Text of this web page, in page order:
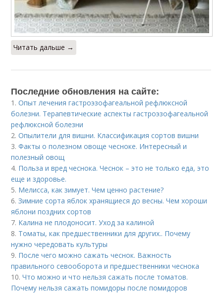
Читать дальше →
Последние обновления на сайте:
1.Опыт лечения гастроэзофагеальной рефлюксной
болезни. Терапевтические аспекты гастроэзофагеальной
рефлюксной болезни
2.Опылители для вишни. Классификация сортов вишни
3.Факты о полезном овоще чесноке. Интересный и
полезный овощ
4. Польза и вред чеснока. Чеснок – это не только еда, это
еще и здоровье.
5. Мелисса, как зимует. Чем ценно растение?
6.Зимние сорта яблок хранящиеся до весны. Чем хороши
яблони поздних сортов
7. Калина не плодоносит. Уход за калиной
8. Томаты, как предшественники для других.. Почему
нужно чередовать культуры
9. После чего можно сажать чеснок. Важность
правильного севооборота и предшественники чеснока
10.Что можно и что нельзя сажать после томатов.
Почему нельзя сажать помидоры после помидоров